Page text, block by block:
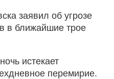
заявил об угрозе
в ближайшие трое
истекает
перемирие.